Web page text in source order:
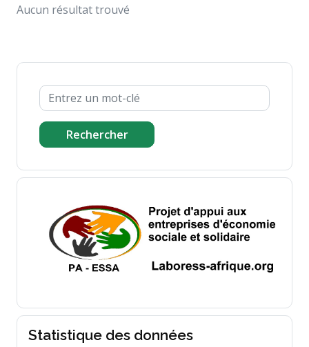
Aucun résultat trouvé
Rechercher
Statistique des données